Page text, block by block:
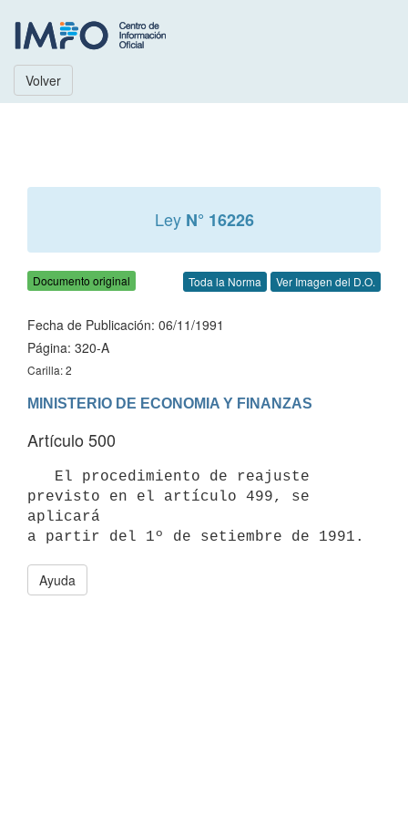
Volver
Ley N° 16226
Documento original Toda la Norma Ver Imagen del D.O.
Fecha de Publicación: 06/11/1991
Página: 320-A
Carilla: 2
MINISTERIO DE ECONOMIA Y FINANZAS
Artículo 500
previsto en el artículo 499, se
aplicará
Ayuda